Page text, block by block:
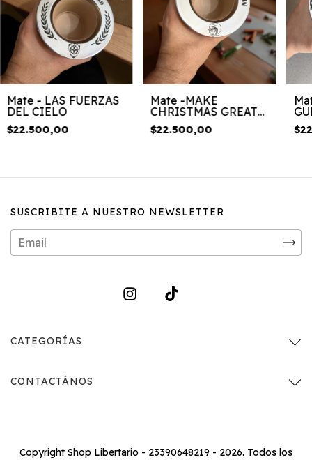
Mate - LAS FUERZAS
DEL CIELO
$22.500,00
Mate -MAKE
CHRISTMAS GREAT
AGAIN
$22.500,00
SUSCRIBITE A NUESTRO NEWSLETTER
CATEGORÍAS
CONTACTÁNOS
Copyright Shop Libertario - 23390648219 - 2026. Todos los